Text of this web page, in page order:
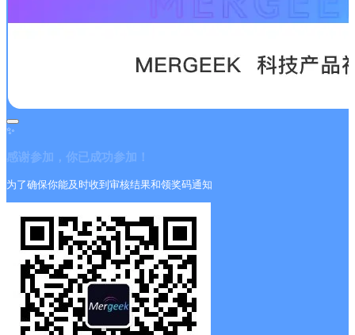
✨
感谢参加，你已成功参加！
为了确保你能及时收到审核结果和领奖码通知